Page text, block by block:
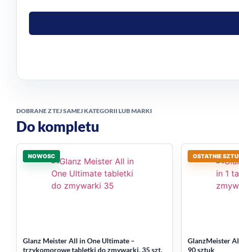
Żelowa forma i wygodne
typ: all in one (wszystko w jednym)
zapach: lemon
liczba myć: 36
opakowanie: butelka plastikowa z podziałką
Co warto wiedzieć przed
Produkt pochodzi z Niemiec i jest oferowany jako
DOBRANE Z TEJ SAMEJ KATEGORII LUB MARKI
Do kompletu
NOWOSC
Glanz Meister All in One Ultimate –
trzykomorowe tabletki do zmywarki, 35 szt.
OSTATNIE
GlanzMeister
90 sztuk